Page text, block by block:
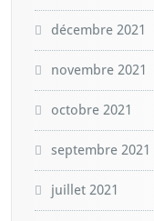
décembre 2021
novembre 2021
octobre 2021
septembre 2021
juillet 2021